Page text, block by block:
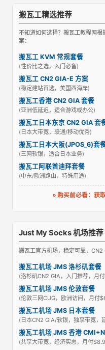
搬瓦工精选推荐
不知道如何选择？搬瓦工教程网
案：
搬瓦工 KVM 常规套餐
(性价比之选，入门必备)
搬瓦工 CN2 GIA-E 方案
(稳定建站首选，美国西海岸)
搬瓦工香港 CN2 GIA 套餐
(亚洲低延迟，适合游戏或办公)
搬瓦工日本东京 CN2 GIA 套
(日本大带宽，联通/移动优秀)
搬瓦工日本大阪(JPOS_6)套
(三网软银，适合日本业务)
搬瓦工阿联酋迪拜套餐
(中东/欧洲路由，特殊用途)
» 购买前必看：获
Just My Socks 机场推荐
搬瓦工官方机场，稳定可靠，CN2
搬瓦工机场 JMS 洛杉矶套餐
(洛杉矶CN2 GIA，入门推荐，月
搬瓦工机场 JMS 伦敦套餐
(伦敦三网CUG，欧洲访问，月付
搬瓦工机场 JMS 日本套餐
(日本CN2 GIA/软银，独享带宽，
搬瓦工机场 JMS 香港
(共享大带宽，经济实惠，月付